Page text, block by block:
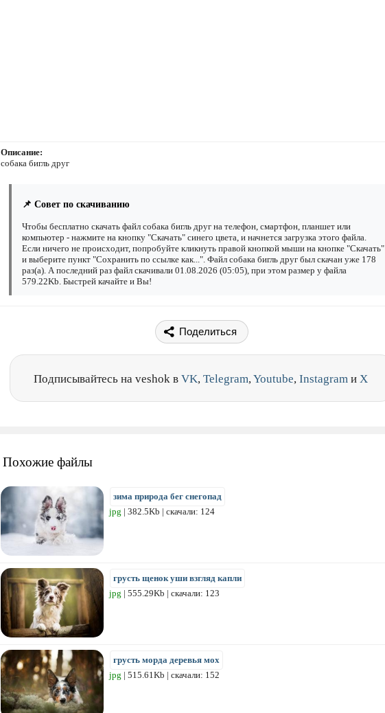
Описание:
собака бигль друг
📌 Совет по скачиванию
Чтобы бесплатно скачать файл собака бигль друг на телефон, смартфон, планшет или
компьютер - нажмите на кнопку "Скачать" синего цвета, и начнется загрузка этого файла.
Если ничего не происходит, попробуйте кликнуть правой кнопкой мыши на кнопке "Скачать"
и выберите пункт "Сохранить по ссылке как...". Файл собака бигль друг был скачан уже 178
раз(а). А последний раз файл скачивали 01.08.2026 (05:05), при этом размер у файла
579.22Kb. Быстрей качайте и Вы!
Поделиться
Подписывайтесь на veshok в VK, Telegram,Youtube, Instagram и X
Похожие файлы
зима природа бег снегопад
jpg | 382.5Kb | скачали: 124
грусть щенок уши взгляд капли
jpg | 555.29Kb | скачали: 123
грусть морда деревья мох
jpg | 515.61Kb | скачали: 152